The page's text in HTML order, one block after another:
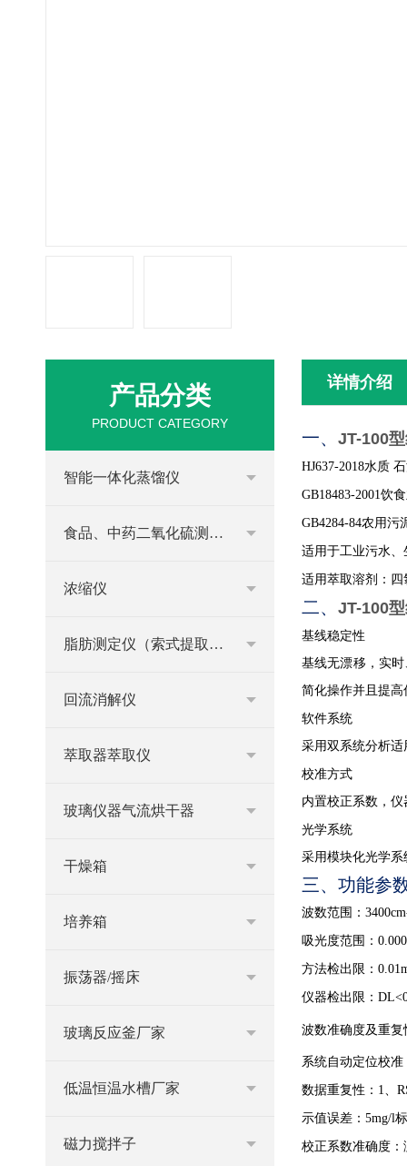
详情介绍
一、 JT-100
HJ637-2018水质
GB18483-2001饮
GB4284-84农用污
适用于工业污水
适用萃取溶剂：
二、 JT-100
基线稳定性
基线无漂移，实
简化操作并且提
软件系统
采用双系统分析
校准方式
内置校正系数，
光学系统
采用模块化光学
三、功能参
波数范围：
吸光度范围：
方法检出限： 0.01
仪器检出限：
波数准确度及重复
系统自动定位校
数据重复性：1、
示值误差：5mg/l
校正系数准确度：
产品分类
PRODUCT CATEGORY
智能一体化蒸馏仪
食品、中药二氧化硫测定仪
浓缩仪
脂肪测定仪（索式提取器）
回流消解仪
萃取器萃取仪
玻璃仪器气流烘干器
干燥箱
培养箱
振荡器/摇床
玻璃反应釜厂家
低温恒温水槽厂家
磁力搅拌子